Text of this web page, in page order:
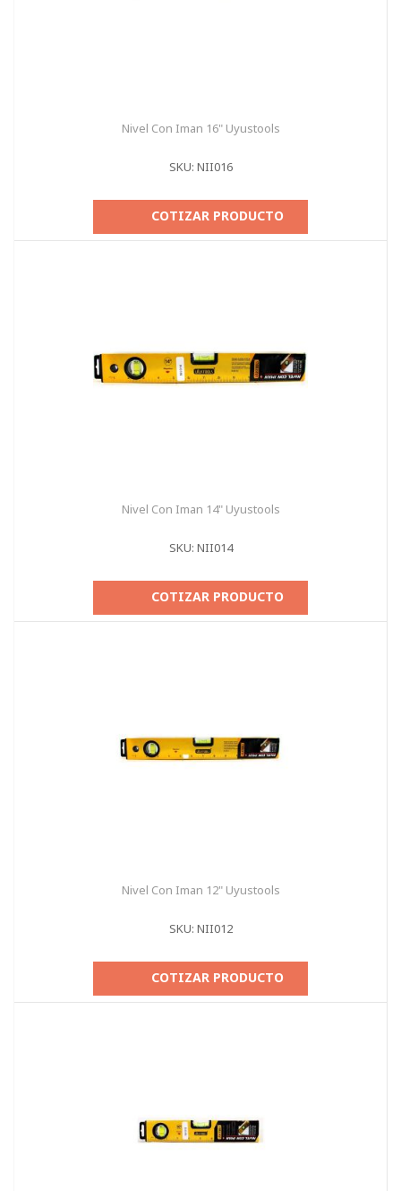
Nivel Con Iman 16" Uyustools
SKU: NII016
COTIZAR PRODUCTO
Nivel Con Iman 14" Uyustools
SKU: NII014
COTIZAR PRODUCTO
Nivel Con Iman 12" Uyustools
SKU: NII012
COTIZAR PRODUCTO